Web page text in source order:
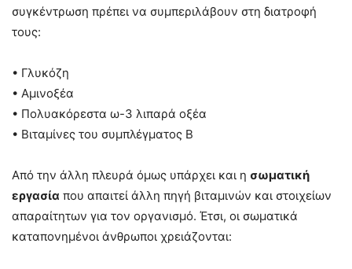
συγκέντρωση πρέπει να συμπεριλάβουν στη διατροφή
τους:
• Γλυκόζη
• Αμινοξέα
• Πολυακόρεστα ω-3 λιπαρά οξέα
• Βιταμίνες του συμπλέγματος Β
Από την άλλη πλευρά όμως υπάρχει και η σωματική
εργασία που απαιτεί άλλη πηγή βιταμινών και στοιχείων
απαραίτητων για τον οργανισμό. Έτσι, οι σωματικά
καταπονημένοι άνθρωποι χρειάζονται: